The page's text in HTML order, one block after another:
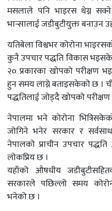
मसलाले पनि भाइरस थेग्न
भान्सालाई जडीबुटीयुक्त बनाउन
यतिबेला विश्वभर कोरोना
कुनै उपचार पद्धति विकास
२० प्रकारका खोपको परीक्षण
हुन समय लाग्ने बताइसकेको छ ।
पद्धतिलाई जोड्दै खोपको
नेपालमा भने कोरोना
जोगिने भनेर सरकार र
नेपालको प्राचीन उपचार
लोकप्रिय छ ।
यहाँको औषधीय
सरकारले पछिल्लो समय
भनेको छ ।